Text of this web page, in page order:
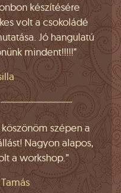
készítésére
volt a csokoládé
Jó hangulatú
mindent!!!!!”
szépen a
Nagyon alapos,
a workshop.”